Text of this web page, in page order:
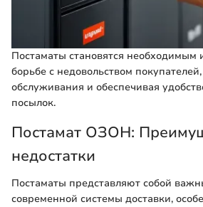
Постаматы становятся необходимым
борьбе с недовольством
обслуживания и обеспечивая
посылок.
Постамат ОЗОН:
недостатки
Постаматы представляют собой
современной системы доставки,